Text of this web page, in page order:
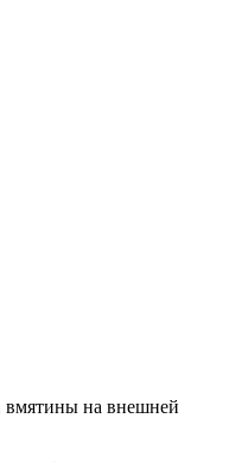
вмятины на внешней